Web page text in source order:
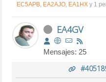
EC5APB, EA2AJO, EA1HX y 1
EA4GV
Mensajes: 25